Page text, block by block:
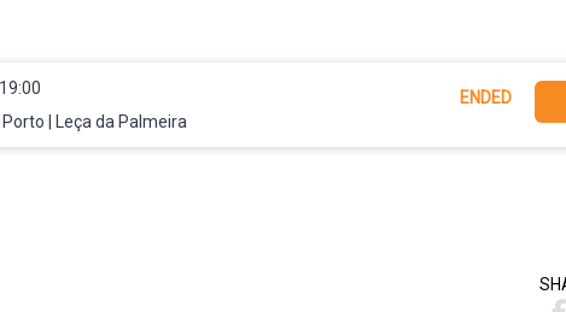
| Leça da Palmeira
ENDED